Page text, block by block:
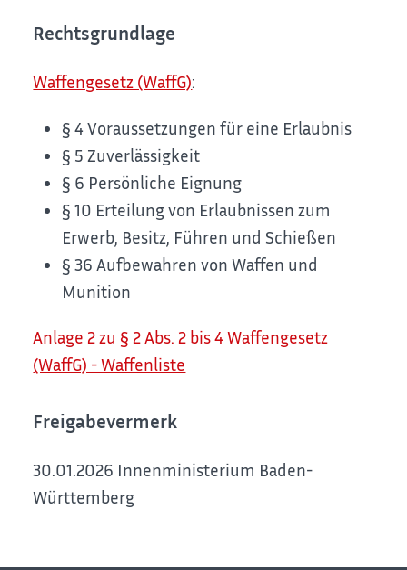
Rechtsgrundlage
Waffengesetz (WaffG):
§ 4Voraussetzungen für eine Erlaubnis
§ 5 Zuverlässigkeit
§ 6 Persönliche Eignung
§ 10 Erteilung von Erlaubnissen zum
Erwerb, Besitz, Führen und Schießen
§ 36 Aufbewahren von Waffen und
Munition
Anlage 2 zu § 2 Abs. 2 bis 4 Waffengesetz
(WaffG) - Waffenliste
Freigabevermerk
30.01.2026 Innenministerium Baden-
Württemberg